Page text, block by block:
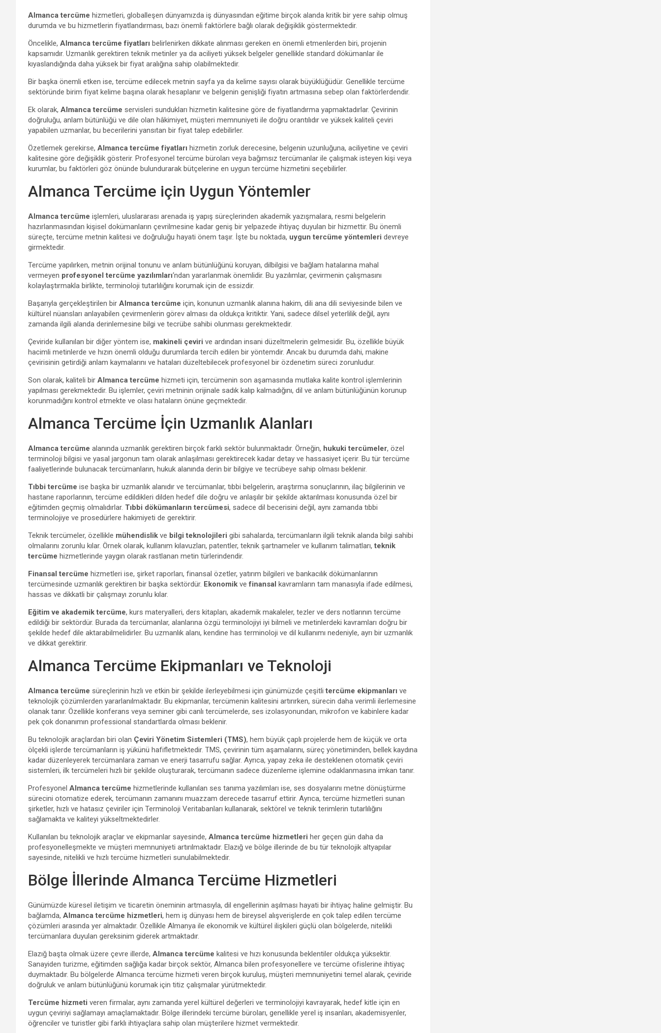
Almanca tercüme hizmetleri, globalleşen dünyamızda iş dünyasından eğitime birçok alanda kritik bir yere sahip olmuş
durumda ve bu hizmetlerin fiyatlandırması, bazı önemli faktörlere bağlı olarak değişiklik göstermektedir.
Öncelikle, Almanca tercüme fiyatları belirlenirken dikkate alınması gereken en önemli etmenlerden biri, projenin
kapsamıdır. Uzmanlık gerektiren teknik metinler ya da aciliyeti yüksek belgeler genellikle standard dökümanlar ile
kıyaslandığında daha yüksek bir fiyat aralığına sahip olabilmektedir.
Bir başka önemli etken ise, tercüme edilecek metnin sayfa ya da kelime sayısı olarak büyüklüğüdür. Genellikle tercüme
sektöründe birim fiyat kelime başına olarak hesaplanır ve belgenin genişliği fiyatın artmasına sebep olan faktörlerdendir.
Ek olarak, Almanca tercüme servisleri sundukları hizmetin kalitesine göre de fiyatlandırma yapmaktadırlar. Çevirinin
doğruluğu, anlam bütünlüğü ve dile olan hâkimiyet, müşteri memnuniyeti ile doğru orantılıdır ve yüksek kaliteli çeviri
yapabilen uzmanlar, bu becerilerini yansıtan bir fiyat talep edebilirler.
Özetlemek gerekirse, Almanca tercüme fiyatları hizmetin zorluk derecesine, belgenin uzunluğuna, aciliyetine ve çeviri
kalitesine göre değişiklik gösterir. Profesyonel tercüme büroları veya bağımsız tercümanlar ile çalışmak isteyen kişi veya
kurumlar, bu faktörleri göz önünde bulundurarak bütçelerine en uygun tercüme hizmetini seçebilirler.
Almanca Tercüme için Uygun Yöntemler
Almanca tercüme işlemleri, uluslararası arenada iş yapış süreçlerinden akademik yazışmalara, resmi belgelerin
hazırlanmasından kişisel dokümanların çevrilmesine kadar geniş bir yelpazede ihtiyaç duyulan bir hizmettir. Bu önemli
süreçte, tercüme metnin kalitesi ve doğruluğu hayati önem taşır. İşte bu noktada, uygun tercüme yöntemleri devreye
girmektedir.
Tercüme yapılırken, metnin orijinal tonunu ve anlam bütünlüğünü koruyan, dilbilgisi ve bağlam hatalarına mahal
vermeyen profesyonel tercüme yazılımları‘ndan yararlanmak önemlidir. Bu yazılımlar, çevirmenin çalışmasını
kolaylaştırmakla birlikte, terminoloji tutarlılığını korumak için de essizdir.
Başarıyla gerçekleştirilen bir Almanca tercüme için, konunun uzmanlık alanına hakim, dili ana dili seviyesinde bilen ve
kültürel nüansları anlayabilen çevirmenlerin görev alması da oldukça kritiktir. Yani, sadece dilsel yeterlilik değil, aynı
zamanda ilgili alanda derinlemesine bilgi ve tecrübe sahibi olunması gerekmektedir.
Çeviride kullanılan bir diğer yöntem ise, makineli çeviri ve ardından insani düzeltmelerin gelmesidir. Bu, özellikle büyük
hacimli metinlerde ve hızın önemli olduğu durumlarda tercih edilen bir yöntemdir. Ancak bu durumda dahi, makine
çevirisinin getirdiği anlam kaymalarını ve hataları düzeltebilecek profesyonel bir özdenetim süreci zorunludur.
Son olarak, kaliteli bir Almanca tercüme hizmeti için, tercümenin son aşamasında mutlaka kalite kontrol işlemlerinin
yapılması gerekmektedir. Bu işlemler, çeviri metninin orijinale sadık kalıp kalmadığını, dil ve anlam bütünlüğünün korunup
korunmadığını kontrol etmekte ve olası hataların önüne geçmektedir.
Almanca Tercüme İçin Uzmanlık Alanları
Almanca tercüme alanında uzmanlık gerektiren birçok farklı sektör bulunmaktadır. Örneğin, hukuki tercümeler, özel
terminoloji bilgisi ve yasal jargonun tam olarak anlaşılması gerektirecek kadar detay ve hassasiyet içerir. Bu tür tercüme
faaliyetlerinde bulunacak tercümanların, hukuk alanında derin bir bilgiye ve tecrübeye sahip olması beklenir.
Tıbbi tercüme ise başka bir uzmanlık alanıdır ve tercümanlar, tıbbi belgelerin, araştırma sonuçlarının, ilaç bilgilerinin ve
hastane raporlarının, tercüme edildikleri dilden hedef dile doğru ve anlaşılır bir şekilde aktarılması konusunda özel bir
eğitimden geçmiş olmalıdırlar. Tıbbi dökümanların tercümesi, sadece dil becerisini değil, aynı zamanda tıbbi
terminolojiye ve prosedürlere hakimiyeti de gerektirir.
Teknik tercümeler, özellikle mühendislik ve bilgi teknolojileri gibi sahalarda, tercümanların ilgili teknik alanda bilgi sahibi
olmalarını zorunlu kılar. Örnek olarak, kullanım kılavuzları, patentler, teknik şartnameler ve kullanım talimatları,teknik
tercüme hizmetlerinde yaygın olarak rastlanan metin türlerindendir.
Finansal tercüme hizmetleri ise, şirket raporları, finansal özetler, yatırım bilgileri ve bankacılık dökümanlarının
tercümesinde uzmanlık gerektiren bir başka sektördür. Ekonomik vefinansal kavramların tam manasıyla ifade edilmesi,
hassas ve dikkatli bir çalışmayı zorunlu kılar.
Eğitim ve akademik tercüme, kurs materyalleri, ders kitapları, akademik makaleler, tezler ve ders notlarının tercüme
edildiği bir sektördür. Burada da tercümanlar, alanlarına özgü terminolojiyi iyi bilmeli ve metinlerdeki kavramları doğru bir
şekilde hedef dile aktarabilmelidirler. Bu uzmanlık alanı, kendine has terminoloji ve dil kullanımı nedeniyle, ayrı bir uzmanlık
ve dikkat gerektirir.
Almanca Tercüme Ekipmanları ve Teknoloji
Almanca tercüme süreçlerinin hızlı ve etkin bir şekilde ilerleyebilmesi için günümüzde çeşitlitercüme ekipmanları ve
teknolojik çözümlerden yararlanılmaktadır. Bu ekipmanlar, tercümenin kalitesini artırırken, sürecin daha verimli ilerlemesine
olanak tanır. Özellikle konferans veya seminer gibi canlı tercümelerde, ses izolasyonundan, mikrofon ve kabinlere kadar
pek çok donanımın professional standartlarda olması beklenir.
Bu teknolojik araçlardan biri olan Çeviri Yönetim Sistemleri (TMS), hem büyük çaplı projelerde hem de küçük ve orta
ölçekli işlerde tercümanların iş yükünü hafifletmektedir. TMS, çevirinin tüm aşamalarını, süreç yönetiminden, bellek kaydına
kadar düzenleyerek tercümanlara zaman ve enerji tasarrufu sağlar. Ayrıca, yapay zeka ile desteklenen otomatik çeviri
sistemleri, ilk tercümeleri hızlı bir şekilde oluşturarak, tercümanın sadece düzenleme işlemine odaklanmasına imkan tanır.
Profesyonel Almanca tercüme hizmetlerinde kullanılan ses tanıma yazılımları ise, ses dosyalarını metne dönüştürme
sürecini otomatize ederek, tercümanın zamanını muazzam derecede tasarruf ettirir. Ayrıca, tercüme hizmetleri sunan
şirketler, hızlı ve hatasız çeviriler için Terminoloji Veritabanları kullanarak, sektörel ve teknik terimlerin tutarlılığını
sağlamakta ve kaliteyi yükseltmektedirler.
Kullanılan bu teknolojik araçlar ve ekipmanlar sayesinde, Almanca tercüme hizmetleri her geçen gün daha da
profesyonelleşmekte ve müşteri memnuniyeti artırılmaktadır. Elazığ ve bölge illerinde de bu tür teknolojik altyapılar
sayesinde, nitelikli ve hızlı tercüme hizmetleri sunulabilmektedir.
Bölge İllerinde Almanca Tercüme Hizmetleri
Günümüzde küresel iletişim ve ticaretin öneminin artmasıyla, dil engellerinin aşılması hayati bir ihtiyaç haline gelmiştir. Bu
bağlamda, Almanca tercüme hizmetleri, hem iş dünyası hem de bireysel alışverişlerde en çok talep edilen tercüme
çözümleri arasında yer almaktadır. Özellikle Almanya ile ekonomik ve kültürel ilişkileri güçlü olan bölgelerde, nitelikli
tercümanlara duyulan gereksinim giderek artmaktadır.
Elazığ başta olmak üzere çevre illerde, Almanca tercüme kalitesi ve hızı konusunda beklentiler oldukça yüksektir.
Sanayiden turizme, eğitimden sağlığa kadar birçok sektör, Almanca bilen profesyonellere ve tercüme ofislerine ihtiyaç
duymaktadır. Bu bölgelerde Almanca tercüme hizmeti veren birçok kuruluş, müşteri memnuniyetini temel alarak, çeviride
doğruluk ve anlam bütünlüğünü korumak için titiz çalışmalar yürütmektedir.
Tercüme hizmeti veren firmalar, aynı zamanda yerel kültürel değerleri ve terminolojiyi kavrayarak, hedef kitle için en
uygun çeviriyi sağlamayı amaçlamaktadır. Bölge illerindeki tercüme büroları, genellikle yerel iş insanları, akademisyenler,
öğrenciler ve turistler gibi farklı ihtiyaçlara sahip olan müşterilere hizmet vermektedir.